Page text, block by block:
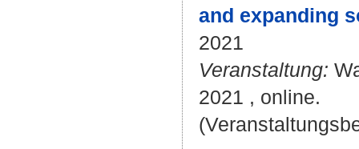
and expanding
2021
Veranstaltung:
2021 , online.